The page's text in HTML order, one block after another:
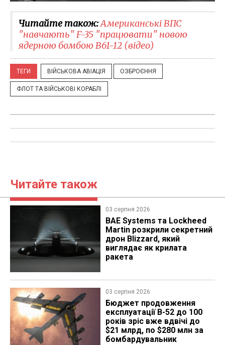
Читайте також:Американські ВПС
"навчають" F-35 "працювати" новою
ядерною бомбою B61-12 (відео)
ТЕГИ ВІЙСЬКОВА АВІАЦІЯ ОЗБРОЄННЯ
ФЛОТ ТА ВІЙСЬКОВІ КОРАБЛІ
Читайте також
03 серпня 2026
BAE Systems та Lockheed
Martin розкрили секретний
дрон Blizzard, який
виглядає як крилата
ракета
03 серпня 2026
Бюджет продовження
експлуатації B-52 до 100
років зріс вже вдвічі до
$21 млрд, по $280 млн за
бомбардувальник